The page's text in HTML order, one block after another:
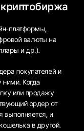
криптобиржа
платформы,
валюты на
и др.).
покупателей и
ними. Когда
или продажу
ордер от
выполняется, и
в другой.